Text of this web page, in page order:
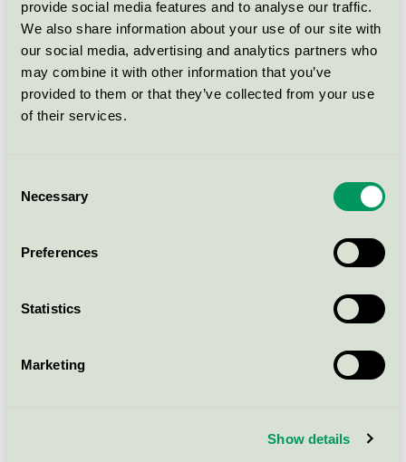
provide social media features and to analyse our traffic.
We also share information about your use of our site with
our social media, advertising and analytics partners who
may combine it with other information that you’ve
provided to them or that they’ve collected from your use
of their services.
Selection
Necessary
Preferences
Statistics
Marketing
Show details
Rörpärlor 10- färgmix 1000 st, i
burk med platta
Svanen / Playbox of Sweden / Leksak
Pony beads transparenta 1000